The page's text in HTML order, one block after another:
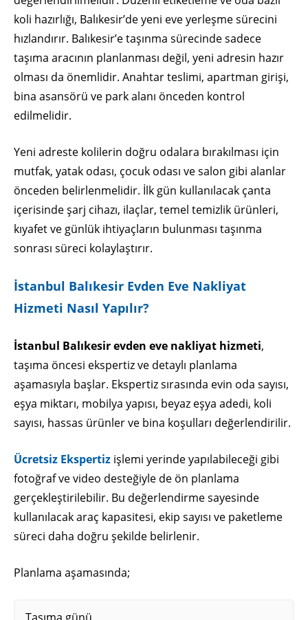
koli hazırlığı, Balıkesir’de yeni eve yerleşme sürecini
hızlandırır. Balıkesir’e taşınma sürecinde sadece
taşıma aracının planlanması değil, yeni adresin hazır
olması da önemlidir. Anahtar teslimi, apartman girişi,
bina asansörü ve park alanı önceden kontrol
edilmelidir.
Yeni adreste kolilerin doğru odalara bırakılması için
mutfak, yatak odası, çocuk odası ve salon gibi alanlar
önceden belirlenmelidir. İlk gün kullanılacak çanta
içerisinde şarj cihazı, ilaçlar, temel temizlik ürünleri,
kıyafet ve günlük ihtiyaçların bulunması taşınma
sonrası süreci kolaylaştırır.
İstanbul Balıkesir Evden Eve Nakliyat
Hizmeti Nasıl Yapılır?
İstanbul Balıkesir evden eve nakliyat hizmeti,
taşıma öncesi ekspertiz ve detaylı planlama
aşamasıyla başlar. Ekspertiz sırasında evin oda sayısı,
eşya miktarı, mobilya yapısı, beyaz eşya adedi, koli
sayısı, hassas ürünler ve bina koşulları değerlendirilir.
Ücretsiz Ekspertiz işlemi yerinde yapılabileceği gibi
fotoğraf ve video desteğiyle de ön planlama
gerçekleştirilebilir. Bu değerlendirme sayesinde
kullanılacak araç kapasitesi, ekip sayısı ve paketleme
süreci daha doğru şekilde belirlenir.
Planlama aşamasında;